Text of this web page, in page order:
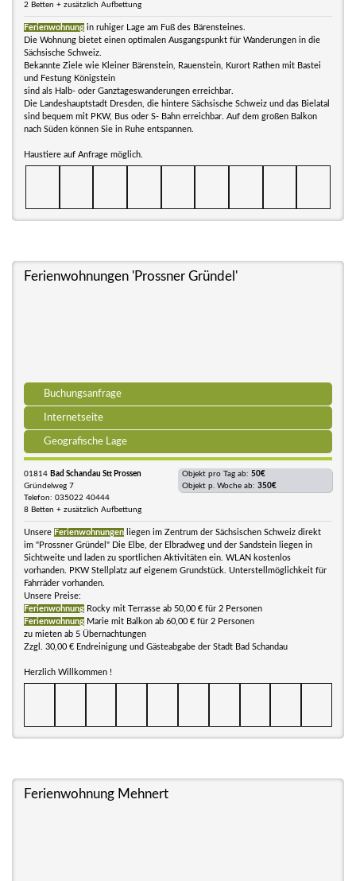
2 Betten + zusätzlich Aufbettung
Ferienwohnung in ruhiger Lage am Fuß des Bärensteines.
Die Wohnung bietet einen optimalen Ausgangspunkt für Wanderungen in die
Sächsische Schweiz.
Bekannte Ziele wie Kleiner Bärenstein, Rauenstein, Kurort Rathen mit Bastei
und Festung Königstein
sind als Halb- oder Ganztageswanderungen erreichbar.
Die Landeshauptstadt Dresden, die hintere Sächsische Schweiz und das Bielatal
sind bequem mit PKW, Bus oder S- Bahn erreichbar. Auf dem großen Balkon
nach Süden können Sie in Ruhe entspannen.
Haustiere auf Anfrage möglich.
Ferienwohnungen 'Prossner Gründel'
Buchungsanfrage
Internetseite
Geografische Lage
01814 Bad Schandau Stt Prossen
Gründelweg 7
Telefon: 035022 40444
8 Betten + zusätzlich Aufbettung
Objekt pro Tag ab: 50€
Objekt p. Woche ab: 350€
Unsere Ferienwohnungen liegen im Zentrum der Sächsischen Schweiz direkt
im "Prossner Gründel" Die Elbe, der Elbradweg und der Sandstein liegen in
Sichtweite und laden zu sportlichen Aktivitäten ein. WLAN kostenlos
vorhanden. PKW Stellplatz auf eigenem Grundstück. Unterstellmöglichkeit für
Fahrräder vorhanden.
Unsere Preise:
Ferienwohnung Rocky mit Terrasse ab 50,00 € für 2 Personen
Ferienwohnung Marie mit Balkon ab 60,00 € für 2 Personen
zu mieten ab 5 Übernachtungen
Zzgl. 30,00 € Endreinigung und Gästeabgabe der Stadt Bad Schandau
Herzlich Willkommen !
Ferienwohnung Mehnert